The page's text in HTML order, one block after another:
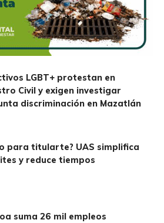
LGBT+ protestan en
Civil y exigen investigar
discriminación en Mazatlán
para titularte? UAS simplifica
y reduce tiempos
suma 26 mil empleos